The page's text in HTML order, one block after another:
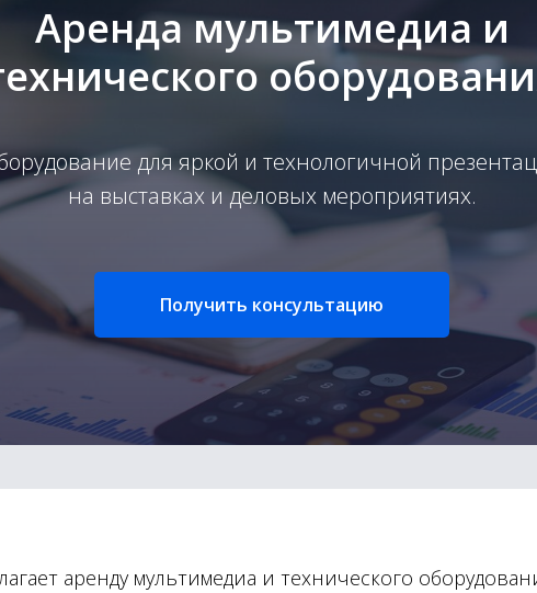
Аренда мультимедиа и
для яркой и технологичной
на выставках и деловых мероприятиях.
Получить консультацию
аренду мультимедиа и технического